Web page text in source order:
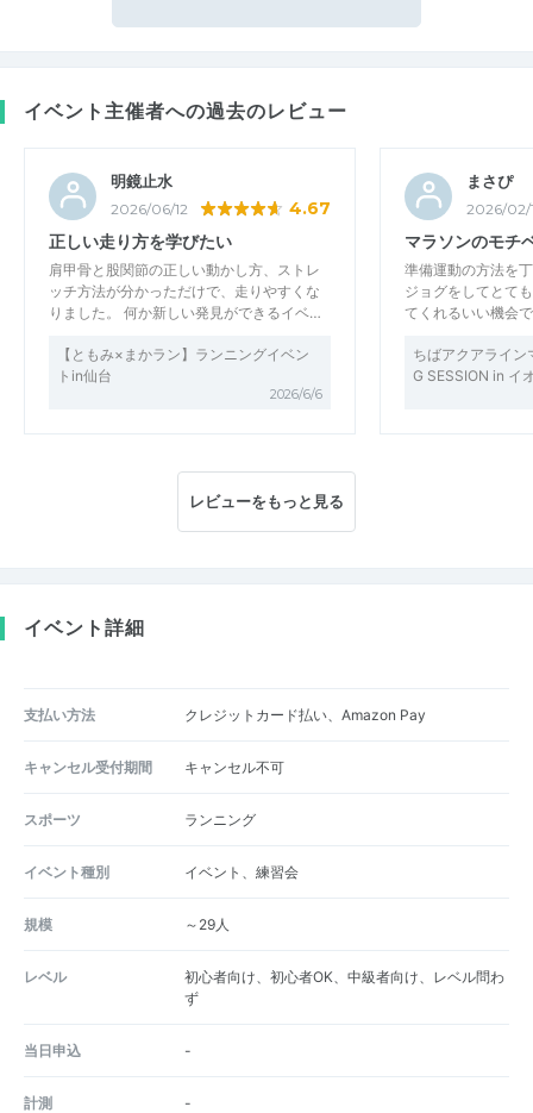
イベント主催者への過去のレビュー
明鏡止水
2026/06/12 4.67
正しい走り方を学びたい
肩甲骨と股関節の正しい動かし方、ストレ
ッチ方法が分かっただけで、走りやすくな
りました。 何か新しい発見ができるイベ…
【ともみ×まかラン】ランニングイベン
トin仙台
2026/6/6
まさぴ
2026/02/
マラソンのモチ
準備運動の方法を
ジョグをしてとて
てくれるいい機会
ちばアクアライ
G SESSION in イ
レビューをもっと見る
イベント詳細
支払い方法 クレジットカード払い、Amazon Pay
キャンセル受付期間 キャンセル不可
スポーツ ランニング
イベント種別 イベント、練習会
規模 ～29人
レベル
初心者向け、初心者OK、中級者向け、レベル問わ
ず
当日申込 -
計測 -